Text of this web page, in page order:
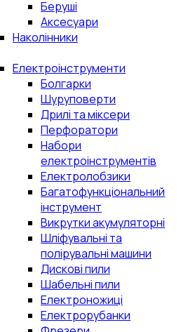
Беруші
Аксесуари
Наколінники
Електроінструменти
Болгарки
Шуруповерти
Дрилі та міксери
Перфоратори
Набори
електроінструментів
Електролобзики
Багатофункціональний
інструмент
Викрутки акумуляторні
Шліфувальні та
полірувальні машини
Дискові пили
Шабельні пили
Електроножиці
Електрорубанки